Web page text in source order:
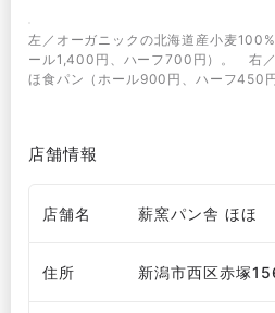
左／オーガニックの北海道産小麦
ール1,400円、ハーフ700円）。 右／
ほ食パン（ホール900円、ハーフ450
店舗情報
店舗名 薪窯パン舎 ほほ
住所 新潟市西区赤塚